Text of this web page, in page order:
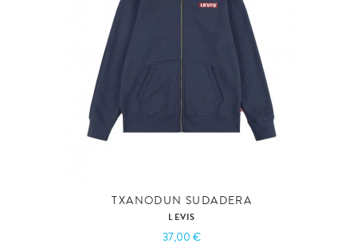
TXANODUN SUDADERA
LEVIS
37,00 €